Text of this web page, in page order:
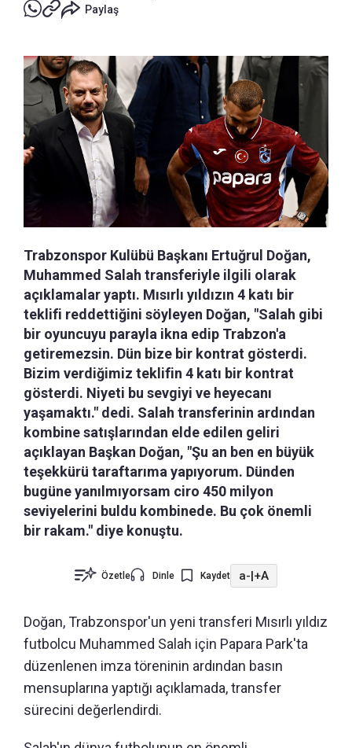
Paylaş
Trabzonspor Kulübü Başkanı Ertuğrul Doğan,
Muhammed Salah transferiyle ilgili olarak
açıklamalar yaptı. Mısırlı yıldızın 4 katı bir
teklifi reddettiğini söyleyen Doğan, "Salah gibi
bir oyuncuyu parayla ikna edip Trabzon'a
getiremezsin. Dün bize bir kontrat gösterdi.
Bizim verdiğimiz teklifin 4 katı bir kontrat
gösterdi. Niyeti bu sevgiyi ve heyecanı
yaşamaktı." dedi. Salah transferinin ardından
kombine satışlarından elde edilen geliri
açıklayan Başkan Doğan, "Şu an ben en büyük
teşekkürü taraftarıma yapıyorum. Dünden
bugüne yanılmıyorsam ciro 450 milyon
seviyelerini buldu kombinede. Bu çok önemli
bir rakam." diye konuştu.
Özetle Dinle Kaydet a-|+A
Doğan, Trabzonspor'un yeni transferi Mısırlı yıldız
futbolcu Muhammed Salah için Papara Park'ta
düzenlenen imza töreninin ardından basın
mensuplarına yaptığı açıklamada, transfer
sürecini değerlendirdi.